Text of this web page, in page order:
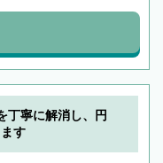
丁寧に解消し、円
す